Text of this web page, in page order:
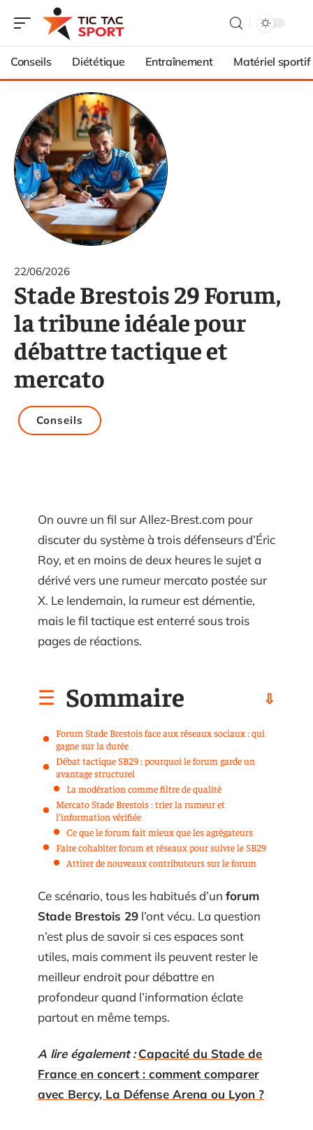
Conseils Diététique Entraînement Matériel sportif
22/06/2026
Stade Brestois 29 Forum,
la tribune idéale pour
débattre tactique et
mercato
Conseils
On ouvre un fil sur Allez-Brest.com pour
discuter du système à trois défenseurs d’Éric
Roy, et en moins de deux heures le sujet a
dérivé vers une rumeur mercato postée sur
X. Le lendemain, la rumeur est démentie,
mais le fil tactique est enterré sous trois
pages de réactions.
Sommaire
Forum Stade Brestois face aux réseaux sociaux : qui
gagne sur la durée
Débat tactique SB29 : pourquoi le forum garde un
avantage structurel
La modération comme filtre de qualité
Mercato Stade Brestois : trier la rumeur et
l’information vérifiée
Ce que le forum fait mieux que les agrégateurs
Faire cohabiter forum et réseaux pour suivre le SB29
Attirer de nouveaux contributeurs sur le forum
Ce scénario, tous les habitués d’un forum
Stade Brestois 29 l’ont vécu. La question
n’est plus de savoir si ces espaces sont
utiles, mais comment ils peuvent rester le
meilleur endroit pour débattre en
profondeur quand l’information éclate
partout en même temps.
A lire également : Capacité du Stade de
France en concert : comment comparer
avec Bercy, La Défense Arena ou Lyon ?